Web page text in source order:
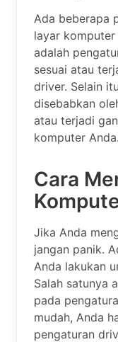
Ada beberapa
layar
adalah
sesuai atau
driver. Selain
disebabkan
atau terjadi
komputer Anda.
Cara
Jika Anda
jangan panik.
Anda lakukan
Salah satunya
pada
mudah, Anda
pengaturan